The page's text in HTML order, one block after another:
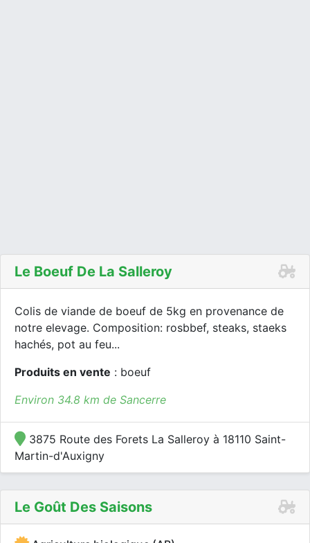
Le Boeuf De La Salleroy
Colis de viande de boeuf de 5kg en provenance de
notre elevage. Composition: rosbbef, steaks, staeks
hachés, pot au feu...
Produits en vente : boeuf
Environ 34.8 km de Sancerre
3875 Route des Forets La Salleroy à 18110 Saint-
Martin-d'Auxigny
Le Goût Des Saisons